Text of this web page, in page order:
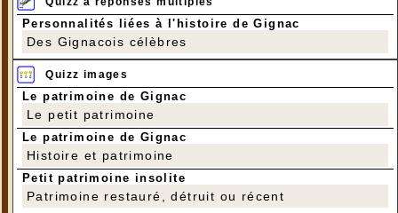
Personnalités liées à l'histoire de Gignac
Des Gignacois célèbres
Quizz images
Le patrimoine de Gignac
Le petit patrimoine
Le patrimoine de Gignac
Histoire et patrimoine
Petit patrimoine insolite
Patrimoine restauré, détruit ou récent